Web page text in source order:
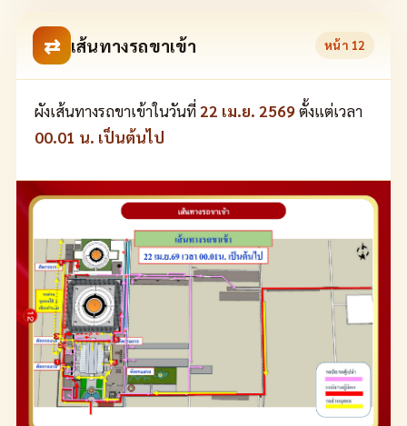
⇄ เส้นทางรถขาเข้า หน้า 12
ผังเส้นทางรถขาเข้าในวันที่22 เม.ย. 2569ตั้งแต่เวลา
00.01 น. เป็นต้นไป